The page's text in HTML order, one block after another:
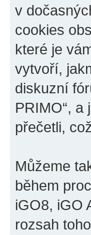
v
cookies
které je
vytvoří,
diskuzní
PRIMO“,
přečetli,
Můžeme
během
iGO8, iGO
rozsah